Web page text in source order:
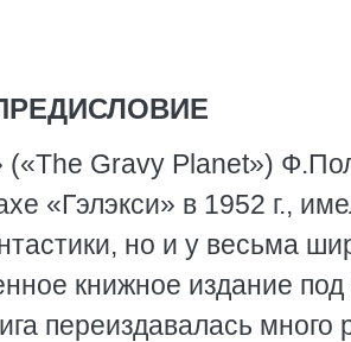
Gravy Planet»)
«Гэлэкси» в 1952 г.,
но и у весьма
книжное издание под
переиздавалась много